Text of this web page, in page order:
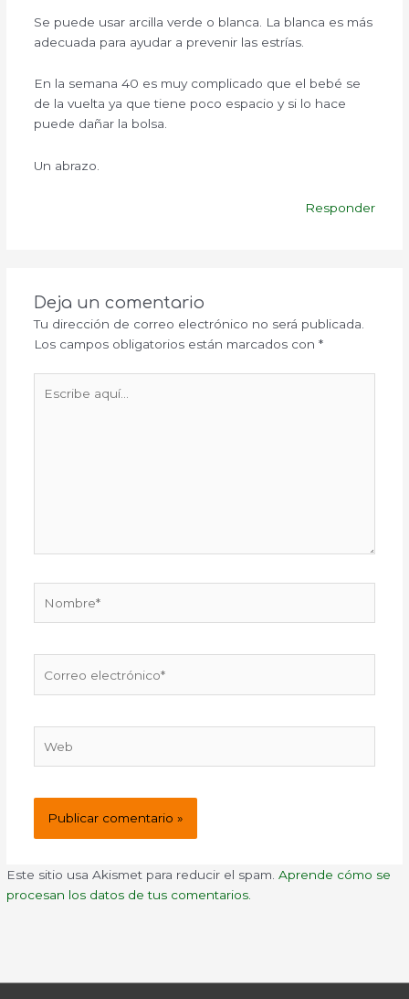
Se puede usar arcilla verde o blanca. La blanca es más
adecuada para ayudar a prevenir las estrías.
En la semana 40 es muy complicado que el bebé se
de la vuelta ya que tiene poco espacio y si lo hace
puede dañar la bolsa.
Un abrazo.
Responder
Deja un comentario
Tu dirección de correo electrónico no será publicada.
Los campos obligatorios están marcados con *
aquí...
electrónico*
Este sitio usa Akismet para reducir el spam.Aprende cómo se
procesan los datos de tus comentarios.